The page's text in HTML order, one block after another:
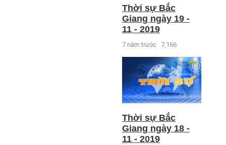
Thời sự Bắc
Giang ngày 19 -
11 - 2019
7 năm trước 7,166
Thời sự Bắc
Giang ngày 18 -
11 - 2019